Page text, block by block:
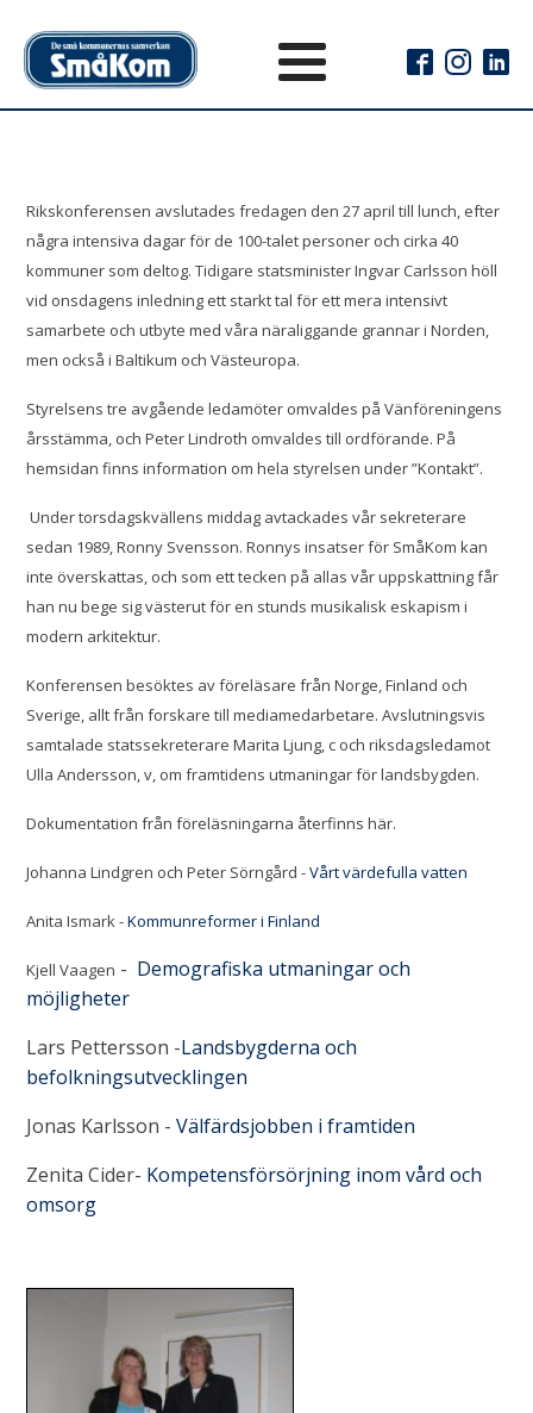
Rikskonferensen avslutades fredagen den 27 april till lunch, efter
några intensiva dagar för de 100-talet personer och cirka 40
kommuner som deltog. Tidigare statsminister Ingvar Carlsson höll
vid onsdagens inledning ett starkt tal för ett mera intensivt
samarbete och utbyte med våra näraliggande grannar i Norden,
men också i Baltikum och Västeuropa.
Styrelsens tre avgående ledamöter omvaldes på Vänföreningens
årsstämma, och Peter Lindroth omvaldes till ordförande. På
hemsidan finns information om hela styrelsen under ”Kontakt”.
Under torsdagskvällens middag avtackades vår sekreterare
sedan 1989, Ronny Svensson. Ronnys insatser för SmåKom kan
inte överskattas, och som ett tecken på allas vår uppskattning får
han nu bege sig västerut för en stunds musikalisk eskapism i
modern arkitektur.
Konferensen besöktes av föreläsare från Norge, Finland och
Sverige, allt från forskare till mediamedarbetare. Avslutningsvis
samtalade statssekreterare Marita Ljung, c och riksdagsledamot
Ulla Andersson, v, om framtidens utmaningar för landsbygden.
Dokumentation från föreläsningarna återfinns här.
Johanna Lindgren och Peter Sörngård -Vårt värdefulla vatten
Anita Ismark -Kommunreformer i Finland
Kjell Vaagen - Demografiska utmaningar och
möjligheter
Lars Pettersson -Landsbygderna och
befolkningsutvecklingen
Jonas Karlsson -Välfärdsjobben i framtiden
Zenita Cider- Kompetensförsörjning inom vård och
omsorg